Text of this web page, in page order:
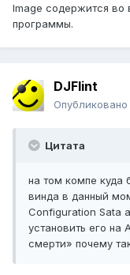
Image содержится во
программы.
DJFlint
Опубликовано
Цитата
на том компе куда
винда в данный
Configuration Sata
установить его на
смерти» почему